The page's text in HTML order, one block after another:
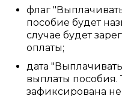
флаг
пособие будет
случае будет
оплаты;
дата
выплаты пособия.
зафиксирована